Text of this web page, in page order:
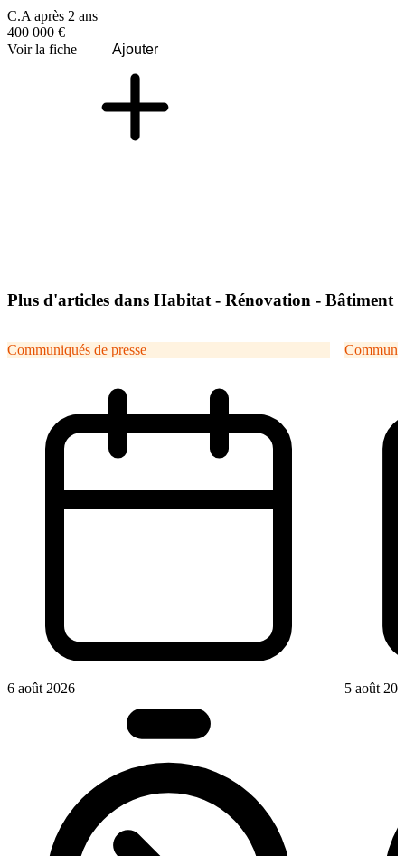
C.A après 2 ans
400 000 €
Voir la fiche
Ajouter
Plus d'articles dans Habitat - Rénovation - Bâtiment
Communiqués de presse
6 août 2026 5 août